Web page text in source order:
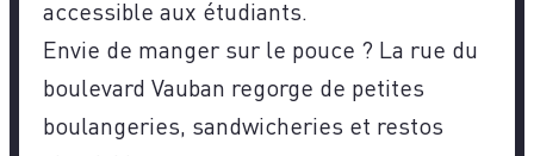
accessible aux étudiants.
Envie de manger sur le pouce ? La rue du
boulevard Vauban regorge de petites
boulangeries, sandwicheries et restos